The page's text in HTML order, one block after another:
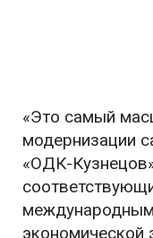
«Это самый
модернизации
«ОДК-
международным
экономической